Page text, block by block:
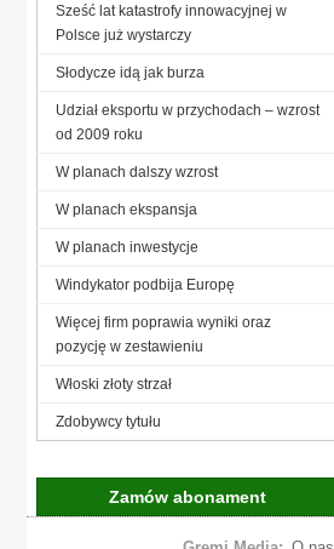
Sześć lat katastrofy innowacyjnej w
Polsce już wystarczy
Słodycze idą jak burza
Udział eksportu w przychodach – wzrost
od 2009 roku
W planach dalszy wzrost
W planach ekspansja
W planach inwestycje
Windykator podbija Europę
Więcej firm poprawia wyniki oraz
pozycję w zestawieniu
Włoski złoty strzał
Zdobywcy tytułu
Zamów abonament